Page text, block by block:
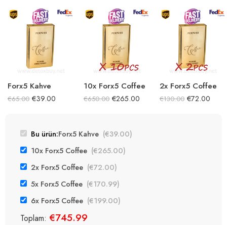
Forx5 Kahve
€65.00 €39.00
10x Forx5 Coffee
€650.00 €265.00
2x Forx5 Coffee
€130.00 €72.00
Bu ürün:Forx5 Kahve (€39.00)
10x Forx5 Coffee (€265.00)
2x Forx5 Coffee (€72.00)
5x Forx5 Coffee (€170.99)
6x Forx5 Coffee (€199.00)
Toplam: €745.99